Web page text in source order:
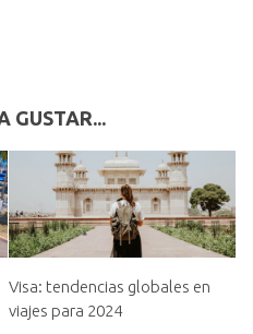
GUSTAR...
Visa: tendencias globales en
viajes para 2024